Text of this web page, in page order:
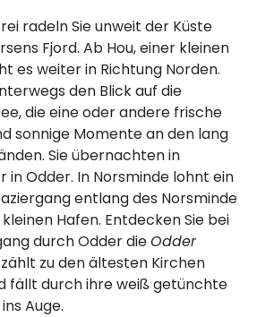
radeln Sie unweit der Küste
Fjord. Ab Hou, einer kleinen
es weiter in Richtung Norden.
den Blick auf die
die eine oder andere frische
sonnige Momente an den lang
Sie übernachten in
in Odder. In Norsminde lohnt ein
entlang des Norsminde
Hafen. Entdecken Sie bei
durch Odder dieOdder
zählt zu den ältesten Kirchen
fällt durch ihre weiß getünchte
Auge.